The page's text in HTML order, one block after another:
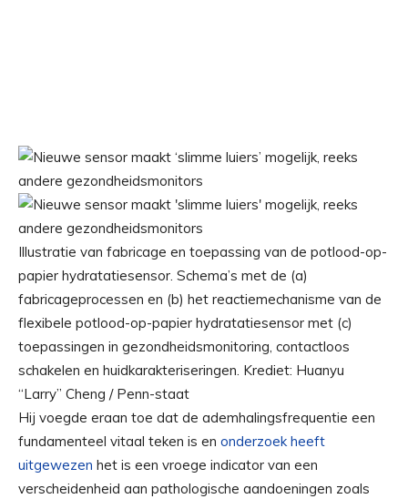
Illustratie van fabricage en toepassing van de potlood-op-
papier hydratatiesensor. Schema’s met de (a)
fabricageprocessen en (b) het reactiemechanisme van de
flexibele potlood-op-papier hydratatiesensor met (c)
toepassingen in gezondheidsmonitoring, contactloos
schakelen en huidkarakteriseringen. Krediet: Huanyu
“Larry” Cheng / Penn-staat
Hij voegde eraan toe dat de ademhalingsfrequentie een
fundamenteel vitaal teken is en onderzoek heeft
uitgewezen het is een vroege indicator van een
verscheidenheid aan pathologische aandoeningen zoals